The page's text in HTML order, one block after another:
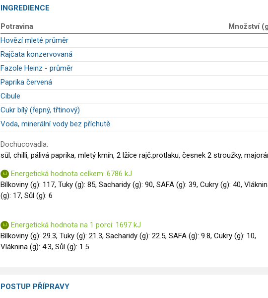
INGREDIENCE
Potravina
Množství
Hovězí mleté průměr
Rajčata konzervovaná
Fazole Heinz - průměr
Paprika červená
Cibule
Cukr bílý (řepný, třtinový)
Voda, minerální vody bez příchutě
Dochucovadla:
sůl, chilli, pálivá paprika, mletý kmín, 2 lžíce rajč.protlaku, česnek 2 stroužky,
Energetická hodnota celkem: 6786 kJ
Bílkoviny (g): 117, Tuky (g): 85, Sacharidy (g): 90, SAFA (g): 39, Cukry (g): 40,
(g): 17, Sůl (g): 6
Energetická hodnota na 1 porci: 1697 kJ
Bílkoviny (g): 29.3, Tuky (g): 21.3, Sacharidy (g): 22.5, SAFA (g): 9.8, Cukry (g): 10,
Vláknina (g): 4.3, Sůl (g): 1.5
POSTUP PŘÍPRAVY